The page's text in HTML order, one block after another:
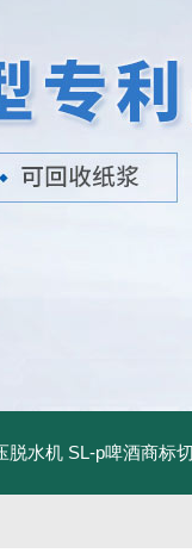
脱水机 SL-p啤酒商标